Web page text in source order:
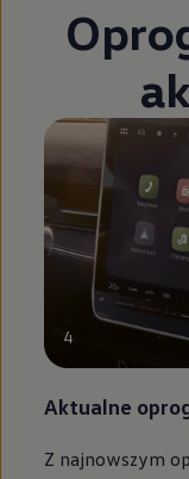
4
Aktualne
Z najnowszym